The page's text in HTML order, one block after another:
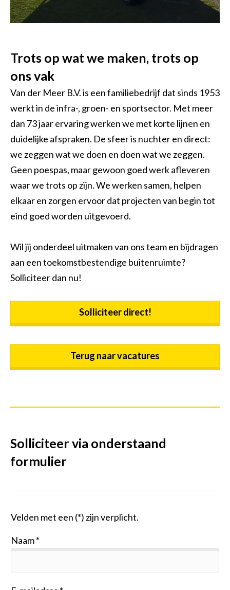
Trots op wat we maken, trots op
ons vak
Van der Meer B.V. is een familiebedrijf dat sinds 1953
werkt in de infra-, groen- en sportsector. Met meer
dan 73 jaar ervaring werken we met korte lijnen en
duidelijke afspraken. De sfeer is nuchter en direct:
we zeggen wat we doen en doen wat we zeggen.
Geen poespas, maar gewoon goed werk afleveren
waar we trots op zijn. We werken samen, helpen
elkaar en zorgen ervoor dat projecten van begin tot
eind goed worden uitgevoerd.
Wil jij onderdeel uitmaken van ons team en bijdragen
aan een toekomstbestendige buitenruimte?
Solliciteer dan nu!
Solliciteer direct!
Terug naar vacatures
Solliciteer via onderstaand
formulier
Velden met een (*) zijn verplicht.
Naam